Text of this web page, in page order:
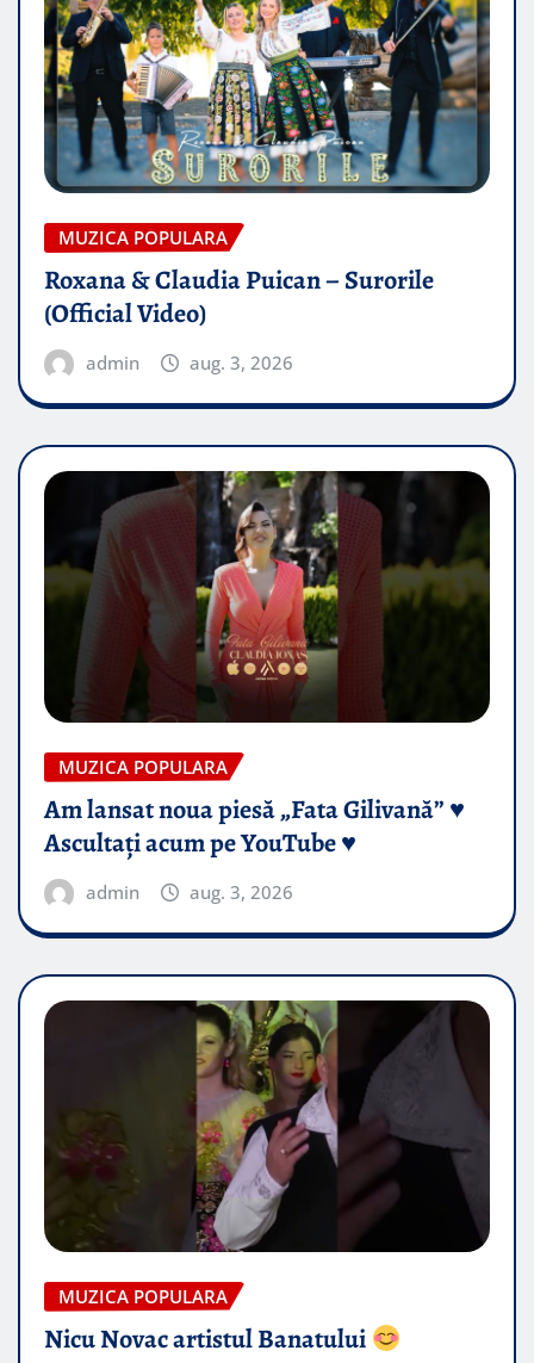
MUZICA POPULARA
Roxana & Claudia Puican – Surorile
(Official Video)
admin aug. 3, 2026
MUZICA POPULARA
Am lansat noua piesă „Fata Gilivană” ♥️
Ascultați acum pe YouTube ♥️
admin aug. 3, 2026
MUZICA POPULARA
Nicu Novac artistul Banatului